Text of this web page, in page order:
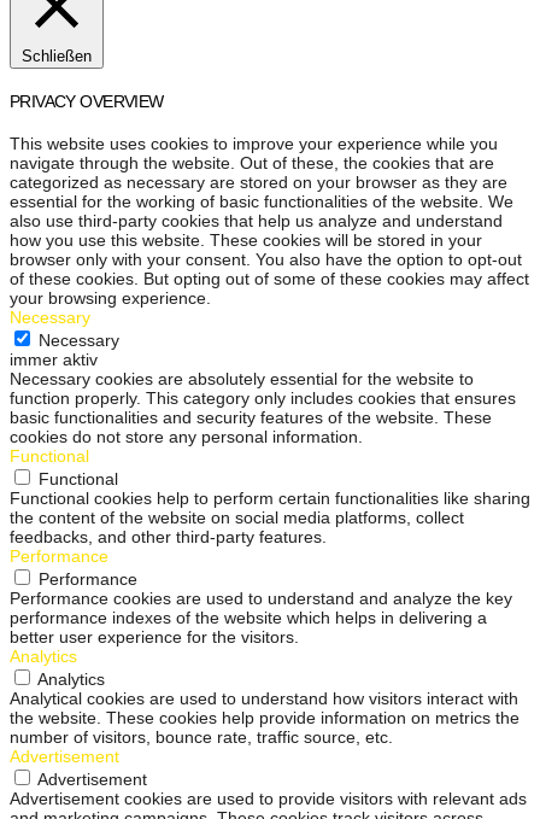
Schließen
PRIVACY OVERVIEW
This website uses cookies to improve your experience while you
navigate through the website. Out of these, the cookies that are
categorized as necessary are stored on your browser as they are
essential for the working of basic functionalities of the website. We
also use third-party cookies that help us analyze and understand
how you use this website. These cookies will be stored in your
browser only with your consent. You also have the option to opt-out
of these cookies. But opting out of some of these cookies may affect
your browsing experience.
Necessary
Necessary
immer aktiv
Necessary cookies are absolutely essential for the website to
function properly. This category only includes cookies that ensures
basic functionalities and security features of the website. These
cookies do not store any personal information.
Functional
Functional
Functional cookies help to perform certain functionalities like sharing
the content of the website on social media platforms, collect
feedbacks, and other third-party features.
Performance
Performance
Performance cookies are used to understand and analyze the key
performance indexes of the website which helps in delivering a
better user experience for the visitors.
Analytics
Analytics
Analytical cookies are used to understand how visitors interact with
the website. These cookies help provide information on metrics the
number of visitors, bounce rate, traffic source, etc.
Advertisement
Advertisement
Advertisement cookies are used to provide visitors with relevant ads